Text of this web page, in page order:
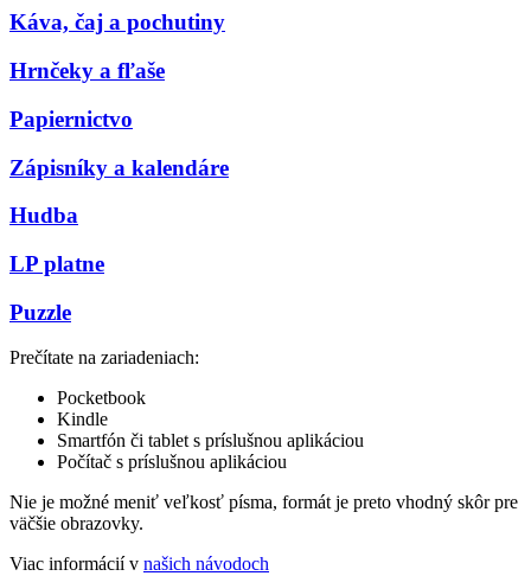
Káva, čaj a pochutiny
Hrnčeky a fľaše
Papiernictvo
Zápisníky a kalendáre
Hudba
LP platne
Puzzle
Prečítate na zariadeniach:
Pocketbook
Kindle
Smartfón či tablet s príslušnou aplikáciou
Počítač s príslušnou aplikáciou
Nie je možné meniť veľkosť písma, formát je preto vhodný skôr pre
väčšie obrazovky.
Viac informácií v našich návodoch